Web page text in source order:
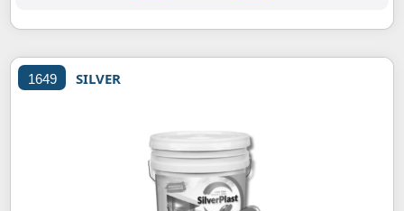
1649 SILVER